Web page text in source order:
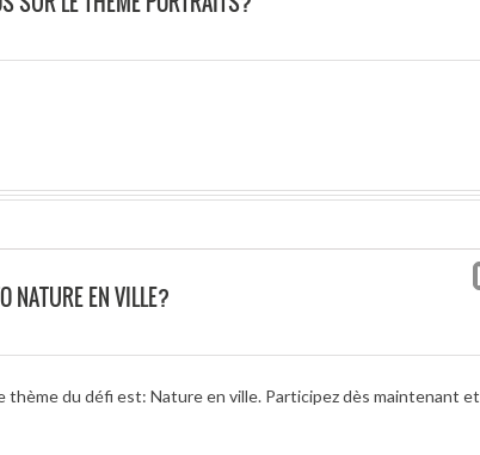
NATURE EN VILLE?
du défi est: Nature en ville. Participez dès maintenant et